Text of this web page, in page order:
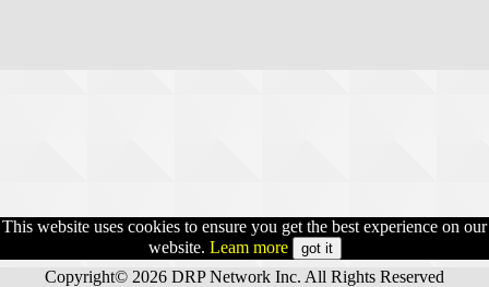
Copyright© 2026 DRP Network Inc. All Rights Reserved
This website uses cookies to ensure you get the best experience on our
website. Leam more got it